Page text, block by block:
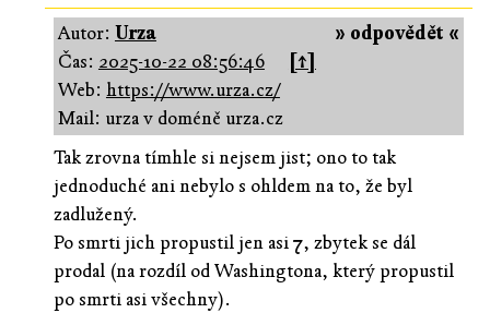
» odpovědět «
Autor: Urza
Čas: 2025-10-22 08:56:46
[↑]
Web: https://www.urza.cz/
Mail: urza v doméně urza.cz
Tak zrovna tímhle si nejsem jist; ono to tak
jednoduché ani nebylo s ohldem na to, že byl
zadlužený.
Po smrti jich propustil jen asi 7, zbytek se dál
prodal (na rozdíl od Washingtona, který propustil
po smrti asi všechny).